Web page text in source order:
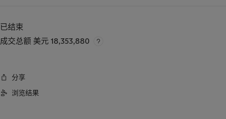
已结束
成交总额 美元 18,353,880
分享
浏览结果